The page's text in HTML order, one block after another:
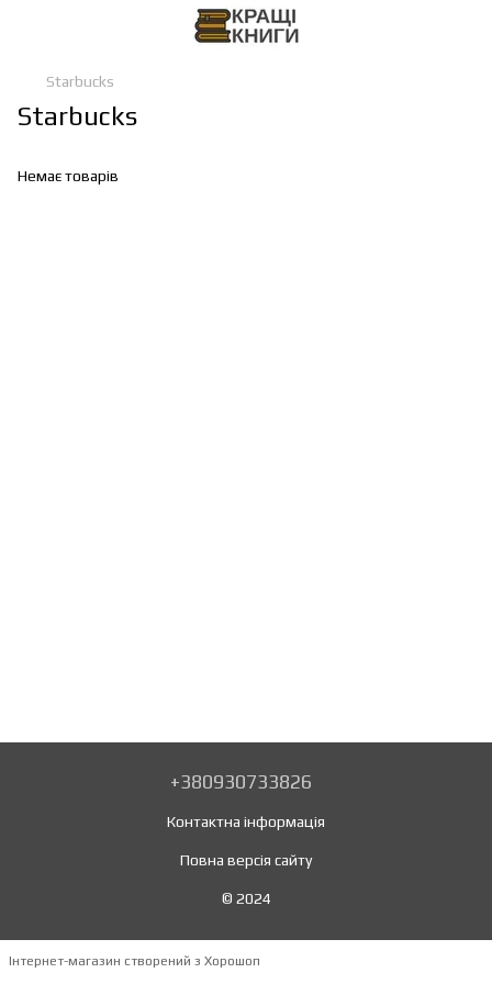
Starbucks
Starbucks
Немає товарів
+380930733826
Контактна інформація
Повна версія сайту
© 2024
Інтернет-магазин створений з Хорошоп